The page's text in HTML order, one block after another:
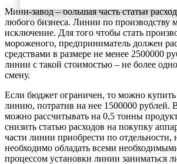
Мини-завод – большая часть статьи
любого бизнеса. Линии по производству
исключение. Для того чтобы стать
мороженого, предприниматель должен
средствами в размере не менее 2500000
линии с такой стоимостью – не более
смену.
Если бюджет ограничен, то можно
линию, потратив на нее 1500000 рублей.
можно рассчитывать на 0,5 тонны
снизить статью расходов на покупку
части линии приобрести по отдельности,
необходимо обладать всеми
процессом установки линии заниматься